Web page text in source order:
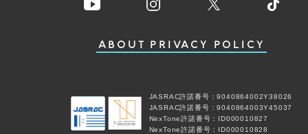
ABOUT PRIVACY POLICY
JASRAC許諾番号：9040864002Y38026
JASRAC許諾番号：9040864003Y45037
NexTone許諾番号：ID000010827
NexTone許諾番号：ID000010828